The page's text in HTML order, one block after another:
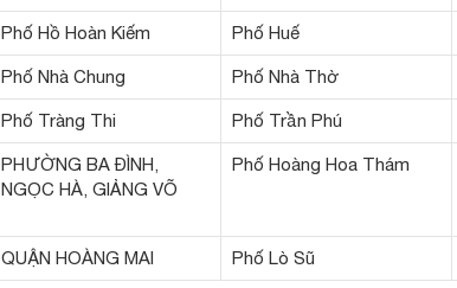
Phố Hồ Hoàn Kiếm Phố Huế
Phố Nhà Chung Phố Nhà Thờ
Phố Tràng Thi Phố Trần Phú
PHƯỜNG BA ĐÌNH,
NGỌC HÀ, GIẢNG VÕ
Phố Hoàng Hoa Thám
QUẬN HOÀNG MAI Phố Lò Sũ